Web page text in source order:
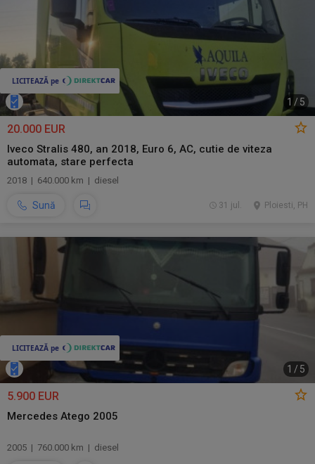
1 / 5
20.000 EUR
Iveco Stralis 480, an 2018, Euro 6, AC, cutie de viteza
automata, stare perfecta
2018 | 640.000 km | diesel
Sună Ploiesti, PH
31 jul.
1 / 5
5.900 EUR
Mercedes Atego 2005
2005 | 760.000 km | diesel